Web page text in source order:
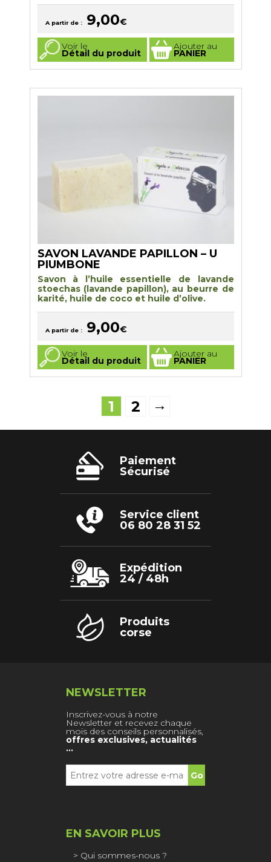
A partir de : 9,00€
Voir le
Détail du produit
Ajouter au
PANIER
Ce
produit
a
plusieurs
options
SAVON LAVANDE PAPILLON – U
PIUMBONE
Savon à l’huile essentielle de lavande
stoechas (lavande papillon), au beurre de
karité, huile de coco et huile d’olive.
A partir de : 9,00€
Voir le
Détail du produit
Ajouter au
PANIER
Ce
produit
a
plusieurs
sur
1 2 →
Paiement
Sécurisé
Service client
06 80 28 31 52
Expédition
24 / 48h
Produits
corse
NEWSLETTER
Inscrivez-vous à notre
Newsletter et recevez chaque
mois des conseils personnalisés,
offres exclusives, actualités
…
EN SAVOIR PLUS
Qui sommes-nous ?